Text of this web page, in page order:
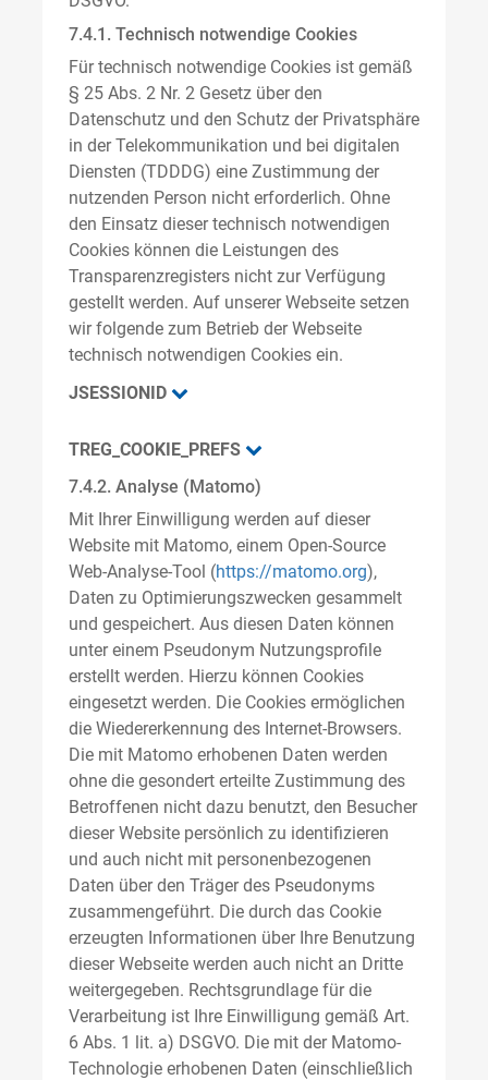
7.4.1. Technisch notwendige Cookies
Für technisch notwendige Cookies ist gemäß
§ 25 Abs. 2 Nr. 2 Gesetz über den
Datenschutz und den Schutz der Privatsphäre
in der Telekommunikation und bei digitalen
Diensten (TDDDG) eine Zustimmung der
nutzenden Person nicht erforderlich. Ohne
den Einsatz dieser technisch notwendigen
Cookies können die Leistungen des
Transparenzregisters nicht zur Verfügung
gestellt werden. Auf unserer Webseite setzen
wir folgende zum Betrieb der Webseite
technisch notwendigen Cookies ein.
JSESSIONID
TREG_COOKIE_PREFS
7.4.2. Analyse (Matomo)
Mit Ihrer Einwilligung werden auf dieser
Website mit Matomo, einem Open-Source
Web-Analyse-Tool (https://matomo.org),
Daten zu Optimierungszwecken gesammelt
und gespeichert. Aus diesen Daten können
unter einem Pseudonym Nutzungsprofile
erstellt werden. Hierzu können Cookies
eingesetzt werden. Die Cookies ermöglichen
die Wiedererkennung des Internet-Browsers.
Die mit Matomo erhobenen Daten werden
ohne die gesondert erteilte Zustimmung des
Betroffenen nicht dazu benutzt, den Besucher
dieser Website persönlich zu identifizieren
und auch nicht mit personenbezogenen
Daten über den Träger des Pseudonyms
zusammengeführt. Die durch das Cookie
erzeugten Informationen über Ihre Benutzung
dieser Webseite werden auch nicht an Dritte
weitergegeben. Rechtsgrundlage für die
Verarbeitung ist Ihre Einwilligung gemäß Art.
6 Abs. 1 lit. a) DSGVO. Die mit der Matomo-
Technologie erhobenen Daten (einschließlich